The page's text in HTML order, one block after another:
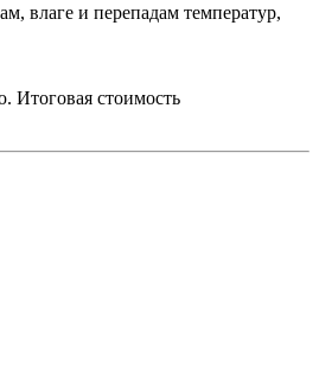
влаге и перепадам температур,
Итоговая стоимость